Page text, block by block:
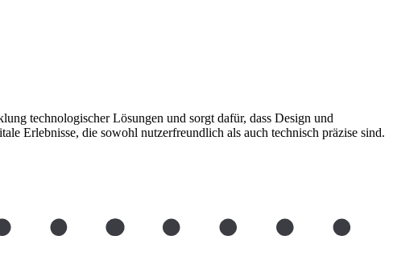
technologischer Lösungen und sorgt dafür, dass Design und
Erlebnisse, die sowohl nutzerfreundlich als auch technisch präzise sind.